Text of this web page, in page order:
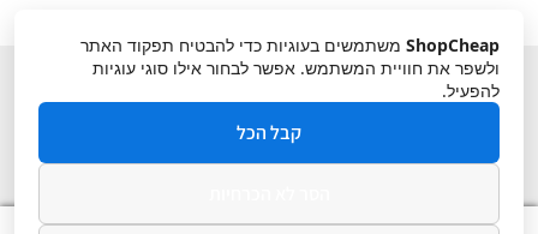
ShopCheap משתמשים בעוגיות כדי להבטיח תפקוד האתר
ולשפר את חוויית המשתמש. אפשר לבחור אילו סוגי עוגיות
להפעיל.
קבל הכל